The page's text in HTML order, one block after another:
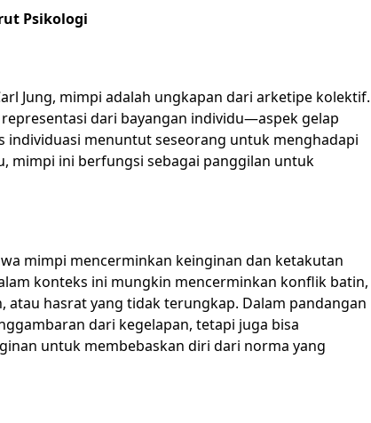
Psikologi
Jung, mimpi adalah ungkapan dari arketipe kolektif.
dari bayangan individu—aspek gelap
individuasi menuntut seseorang untuk menghadapi
mimpi ini berfungsi sebagai panggilan untuk
mimpi mencerminkan keinginan dan ketakutan
konteks ini mungkin mencerminkan konflik batin,
atau hasrat yang tidak terungkap. Dalam pandangan
dari kegelapan, tetapi juga bisa
untuk membebaskan diri dari norma yang